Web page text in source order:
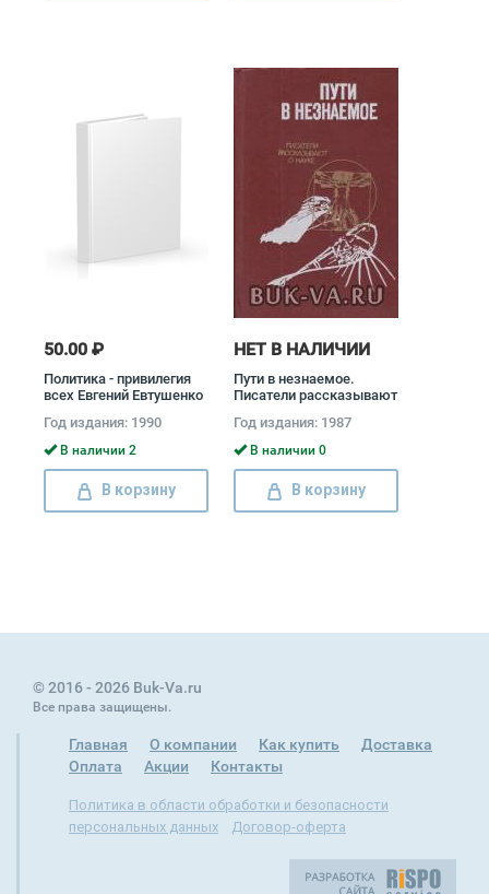
50.00 ₽
Политика - привилегия
всех Евгений Евтушенко
Год издания: 1990
В наличии 2
В корзину
НЕТ В НАЛИЧИИ
Пути в незнаемое.
Писатели рассказывают
Год издания: 1987
В наличии 0
В корзину
© 2016 - 2026 Buk-Va.ru
Все права защищены.
Главная О компании Как купить
Доставка
Оплата
Акции Контакты
Политика в области обработки и безопасности
персональных данных
Договор-оферта